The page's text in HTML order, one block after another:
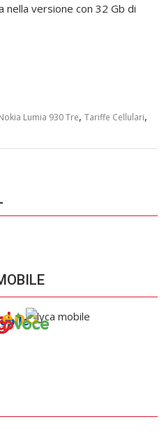
versione con 32 Gb di
Lumia 930 Tre,Tariffe Cellulari,